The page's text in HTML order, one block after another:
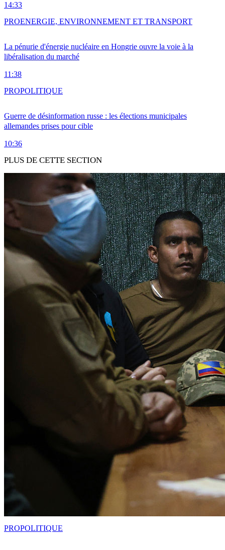
14:33
La pénurie d'énergie nucléaire en Hongrie ouvre la voie à la
libéralisation du marché
11:38
PROENERGIE, ENVIRONNEMENT ET TRANSPORT
Guerre de désinformation russe : les élections municipales
allemandes prises pour cible
10:36
PROPOLITIQUE
PLUS DE CETTE SECTION
PROPOLITIQUE